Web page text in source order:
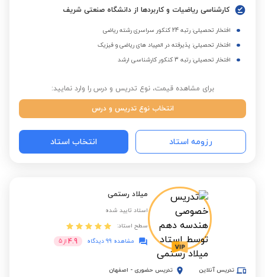
کارشناسی ریاضیات و کاربردها از دانشگاه صنعتی شریف
افتخار تحصیلی: رتبه 24 کنکور سراسری رشته ریاضی
افتخار تحصیلی: پذیرفته در المپیاد های ریاضی و فیزیک
افتخار تحصیلی: رتبه 3 کنکور کارشناسی ارشد
برای مشاهده قیمت، نوع تدریس و درس را وارد نمایید:
انتخاب نوع تدریس و درس
رزومه استاد انتخاب استاد
میلاد رستمی
استاد تایید شده
سطح استاد:
مشاهده 99 دیدگاه
4.9 از 5
تدریس آنلاین تدریس حضوری - اصفهان